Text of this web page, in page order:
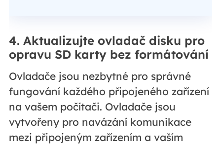
4. Aktualizujte ovladač disku pro
opravu SD karty bez formátování
Ovladače jsou nezbytné pro správné
fungování každého připojeného zařízení
na vašem počítači. Ovladače jsou
vytvořeny pro navázání komunikace
mezi připojeným zařízením a vaším